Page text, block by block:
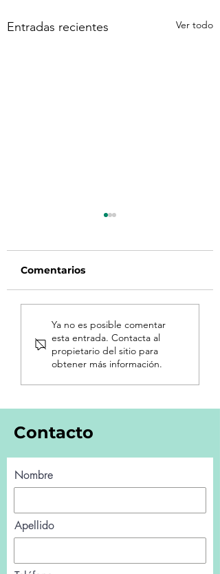
Entradas recientes Ver todo
¿Sabías que la
depresión es la
primera causa
mundial de
Comentarios
Ya no es posible comentar
esta entrada. Contacta al
propietario del sitio para
obtener más información.
Contacto
Nombre
Apellido